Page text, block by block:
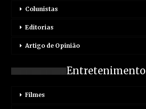
Colunistas
Editorias
Artigo de Opinião
Entretenimento
Filmes